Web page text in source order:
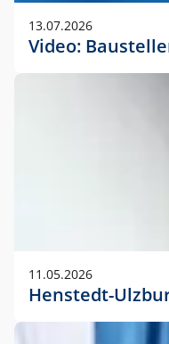
13.07.2026
Video:
11.05.2026
Henstedt-